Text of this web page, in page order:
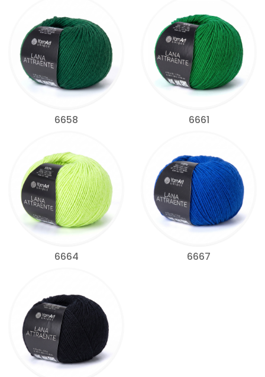
6658 6661
6664 6667